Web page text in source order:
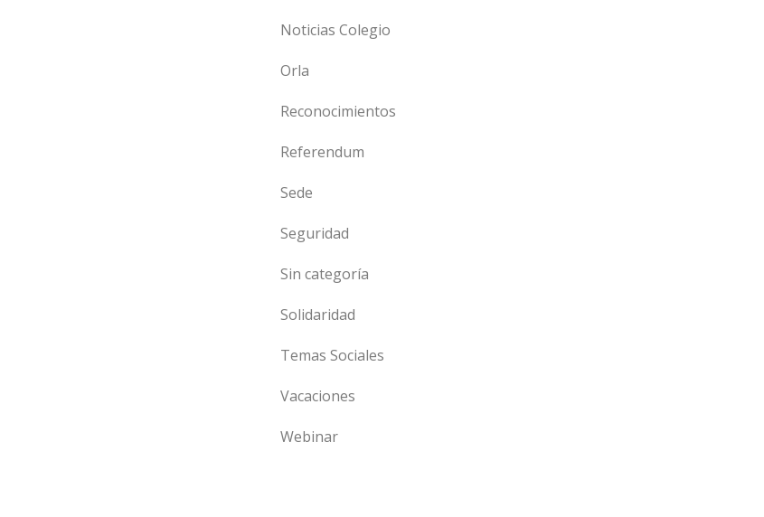
Noticias Colegio
Orla
Reconocimientos
Referendum
Sede
Seguridad
Sin categoría
Solidaridad
Temas Sociales
Vacaciones
Webinar